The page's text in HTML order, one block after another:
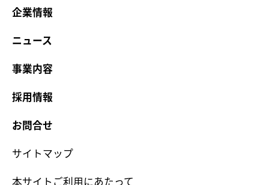
企業情報
ニュース
事業内容
採用情報
お問合せ
サイトマップ
本サイトご利用にあたって